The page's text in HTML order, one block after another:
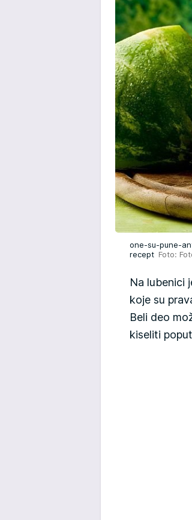
one-su-pune-
recept Foto:
Na lubenici
koje su
Beli deo
kiseliti